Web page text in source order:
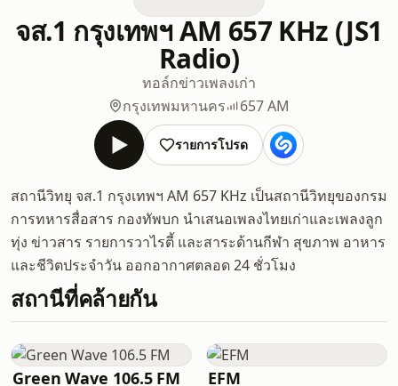
จส.1 กรุงเทพฯ AM 657 KHz (JS1
Radio)
ทอล์กข่าวเพลงเก่า
กรุงเทพมหานคร
657 AM
รายการโปรด
สถานีวิทยุ จส.1 กรุงเทพฯ AM 657 KHz เป็นสถานีวิทยุของกรม
การทหารสื่อสาร กองทัพบก นำเสนอเพลงไทยเก่าและเพลงลูก
ทุ่ง ข่าวสาร รายการวาไรตี้ และสาระด้านกีฬา สุขภาพ อาหาร
และชีวิตประจำวัน ออกอากาศตลอด 24 ชั่วโมง
สถานีที่คล้ายกัน
Green Wave 106.5 FM EFM